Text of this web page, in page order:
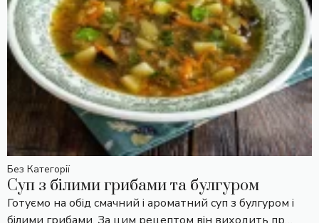
Без Категорії
Суп з білими грибами та булгуром
Готуємо на обід смачний і ароматний суп з булгуром і